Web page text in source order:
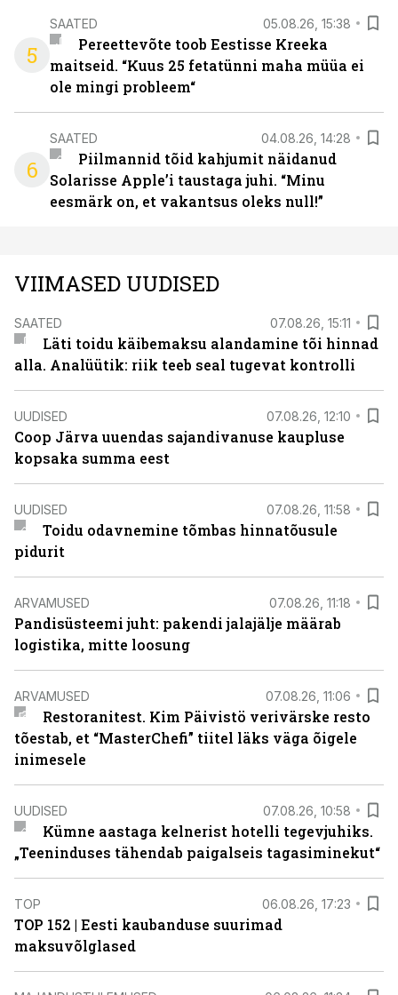
5
SAATED 05.08.26, 15:38
Pereettevõte toob Eestisse Kreeka
maitseid. “Kuus 25 fetatünni maha müüa ei
ole mingi probleem“
6
SAATED 04.08.26, 14:28
Piilmannid tõid kahjumit näidanud
Solarisse Apple’i taustaga juhi. “Minu
eesmärk on, et vakantsus oleks null!”
VIIMASED UUDISED
SAATED 07.08.26, 15:11
Läti toidu käibemaksu alandamine tõi hinnad
alla. Analüütik: riik teeb seal tugevat kontrolli
UUDISED 07.08.26, 12:10
Coop Järva uuendas sajandivanuse kaupluse
kopsaka summa eest
UUDISED 07.08.26, 11:58
Toidu odavnemine tõmbas hinnatõusule
pidurit
ARVAMUSED 07.08.26, 11:18
Pandisüsteemi juht: pakendi jalajälje määrab
logistika, mitte loosung
ARVAMUSED 07.08.26, 11:06
Restoranitest. Kim Päivistö verivärske resto
tõestab, et “MasterChefi” tiitel läks väga õigele
inimesele
UUDISED 07.08.26, 10:58
Kümne aastaga kelnerist hotelli tegevjuhiks.
„Teeninduses tähendab paigalseis tagasiminekut“
TOP 06.08.26, 17:23
TOP 152 | Eesti kaubanduse suurimad
maksuvõlglased